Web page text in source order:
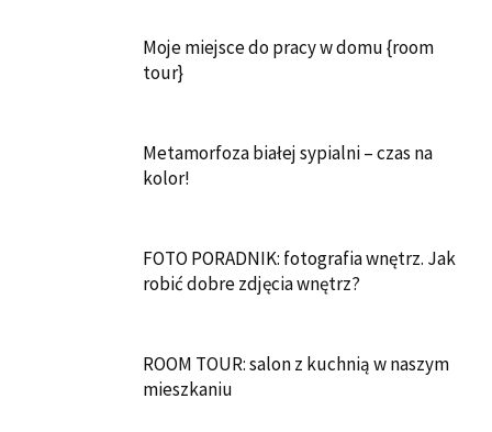
Moje miejsce do pracy w domu {room
tour}
Metamorfoza białej sypialni – czas na
kolor!
FOTO PORADNIK: fotografia wnętrz. Jak
robić dobre zdjęcia wnętrz?
ROOM TOUR: salon z kuchnią w naszym
mieszkaniu